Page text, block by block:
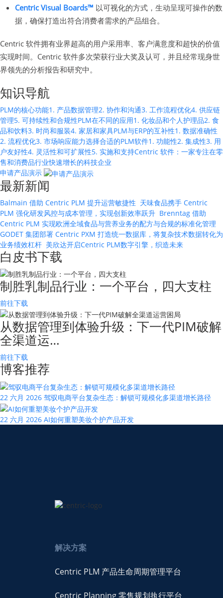
Centric Visual Boards™ 以可视化的方式，生动呈现可操作的数
据，确保打造出符合消费者需求的产品组合。
Centric 软件拥有业界超高的用户采用率、客户满意度和超快的价值
实现时间。Centric 软件多次荣获行业大奖及认可，并且经常现身世
界领先的分析报告和研究中。
知识导航
PLM的核心功能1. 产品数据管理2. 协作和沟通3. 工作流程优化4. 供应链
管理5. 可持续性和合规性PLM在不同的应用1. 化妆品和个人护理品2. 食
品和饮料3. 时尚和服装4. 家居和家具PLM与ERP的互补性1. 数据准确性
2. 流程优化3. 市场响应能力选择合适的PLM软件1. 功能性2. 集成性3. 用
户友好性4. 灵活性和可扩展性5. 实施和支持Centric 软件：一家专注在零
售和消费品行业快速增长的科技企业
申请产品演示
最新新闻
Balmain 借助 Centric PLM 提升运营敏捷性 天味食品携手 Centric
PLM 强化研发风控与成本管理，实现创新效率跃升 Brenntag 借助
Centric PLM 实现欧洲全域食品与营养业务的配方与合规的标准化管理
GODET 集团部署 Centric PXM 打造统一数据库，将复杂技术数据转化为
业务绩效杠杆 美欣达开启Centric PLM数字引擎，织造未来
白皮书下载
制胜乳制品行业：一个平台，四大支柱
前往下载
从数据管理到体验升级：下一代PIM破解
全渠道运…
前往下载
博客推荐
22 六月 2026 驾驭电商平台复杂生态：解锁可规模化多渠道增长路径
22 六月 2026 AI如何重塑美妆个护产品开发
解决方案
Centric PLM 产品生命周期管理平台
Centric Planning 零售规划执行平台